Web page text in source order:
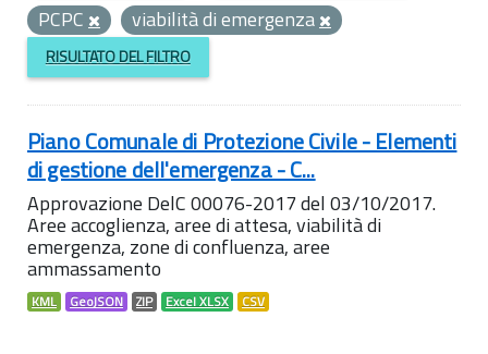
PCPC
viabilità di emergenza
RISULTATO DEL FILTRO
Piano Comunale di Protezione Civile - Elementi
di gestione dell'emergenza - C...
Approvazione DelC 00076-2017 del 03/10/2017.
Aree accoglienza, aree di attesa, viabilità di
emergenza, zone di confluenza, aree
ammassamento
KML GeoJSON ZIP Excel XLSX CSV